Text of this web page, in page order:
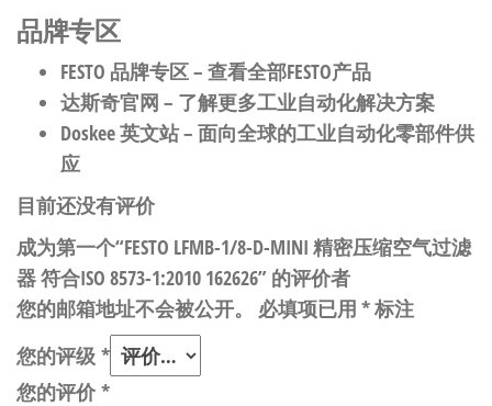
品牌专区
FESTO 品牌专区– 查看全部FESTO产品
达斯奇官网 – 了解更多工业自动化解决方案
Doskee 英文站– 面向全球的工业自动化零部件供
应
目前还没有评价
成为第一个“FESTO LFMB-1/8-D-MINI 精密压缩空气过滤
器 符合ISO 8573-1:2010 162626” 的评价者
您的邮箱地址不会被公开。
必填项已用 *标注
您的评级 *
您的评价*